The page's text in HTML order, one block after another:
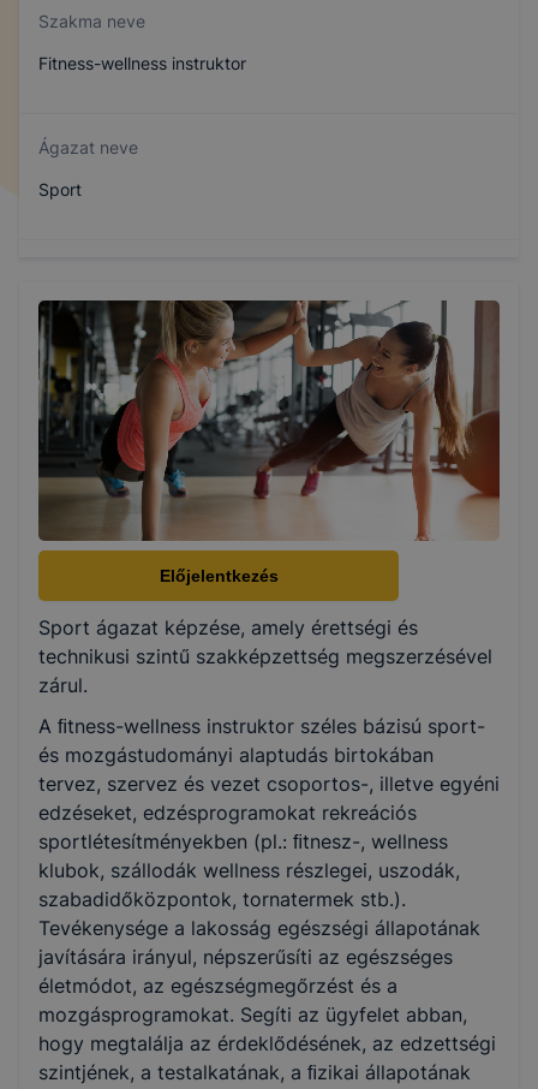
Szakma neve
Fitness-wellness instruktor
Ágazat neve
Sport
510142001
Képzés időtartama
5 év
Választható szakmairányok:
Nem válaszható
KKK/PTT
KKK letöltése (pdf)
Okleveles technikusképzés
Nem
Előjelentkezés
Sport ágazat képzése, amely érettségi és
technikusi szintű szakképzettség megszerzésével
zárul.
A ﬁtness-wellness instruktor széles bázisú sport-
és mozgástudományi alaptudás birtokában
tervez, szervez és vezet csoportos-, illetve egyéni
edzéseket, edzésprogramokat rekreációs
sportlétesítményekben (pl.: ﬁtnesz-, wellness
klubok, szállodák wellness részlegei, uszodák,
szabadidőközpontok, tornatermek stb.).
Tevékenysége a lakosság egészségi állapotának
javítására irányul, népszerűsíti az egészséges
életmódot, az egészségmegőrzést és a
mozgásprogramokat. Segíti az ügyfelet abban,
hogy megtalálja az érdeklődésének, az edzettségi
szintjének, a testalkatának, a ﬁzikai állapotának